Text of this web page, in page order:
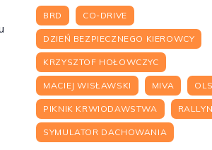
BRD CO-DRIVE
DZIEŃ BEZPIECZNEGO KIEROWCY
KRZYSZTOF HOŁOWCZYC
MACIEJ WISŁAWSKI MIVA
PIKNIK KRWIODAWSTWA
SYMULATOR DACHOWANIA